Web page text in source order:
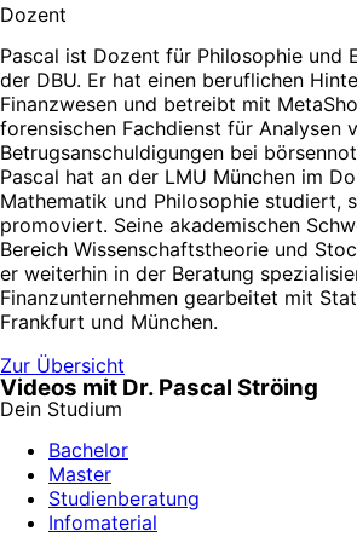
Dozent
Pascal ist Dozent für Philosophie und
der DBU. Er hat einen beruflichen
Finanzwesen und betreibt mit
forensischen Fachdienst für Analysen
Betrugsanschuldigungen bei
Pascal hat an der LMU München im
Mathematik und Philosophie studiert,
promoviert. Seine akademischen
Bereich Wissenschaftstheorie und
er weiterhin in der Beratung
Finanzunternehmen gearbeitet mit
Frankfurt und München.
Zur Übersicht
Videos mit Dr. Pascal Ströing
Dein Studium
Bachelor
Master
Studienberatung
Infomaterial